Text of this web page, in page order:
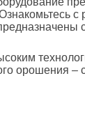
с
орошения